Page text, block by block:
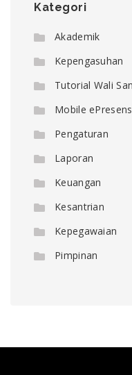
Kategori
Akademik
Kepengasuhan
Tutorial Wali
Mobile
Pengaturan
Laporan
Keuangan
Kesantrian
Kepegawaian
Pimpinan